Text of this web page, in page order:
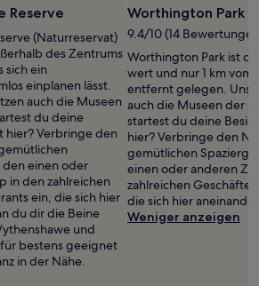
Reserve
(Naturreservat)
des Zentrums
sich ein
einplanen lässt.
auch die Museen
du deine
hier? Verbringe den
einen oder
in den zahlreichen
ein, die sich hier
du dir die Beine
und
bestens geeignet
in der Nähe.
Worthington Park
9.4/10 (14
Worthington Park ist
wert und nur 1 km vom
entfernt gelegen.
auch die Museen der
startest du deine
hier? Verbringe den
gemütlichen
einen oder anderen
zahlreichen
die sich hier
Weniger anzeigen